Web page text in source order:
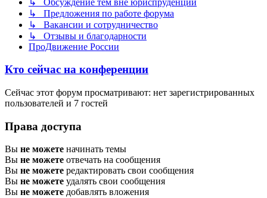
↳ Предложения по работе форума
↳ Вакансии и сотрудничество
↳ Отзывы и благодарности
ПроДвижение России
Кто сейчас на конференции
Сейчас этот форум просматривают: нет зарегистрированных
пользователей и 7 гостей
Права доступа
Вы не можете начинать темы
Вы не можете отвечать на сообщения
Вы не можете редактировать свои сообщения
Вы не можете удалять свои сообщения
Вы не можете добавлять вложения